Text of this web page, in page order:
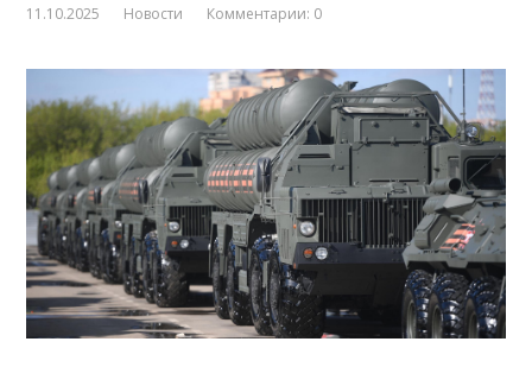
11.10.2025 Новости Комментарии: 0